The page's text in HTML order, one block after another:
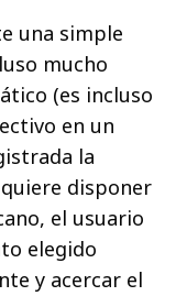
una simple
mucho
(es incluso
en un
la
disponer
el usuario
elegido
y acercar el